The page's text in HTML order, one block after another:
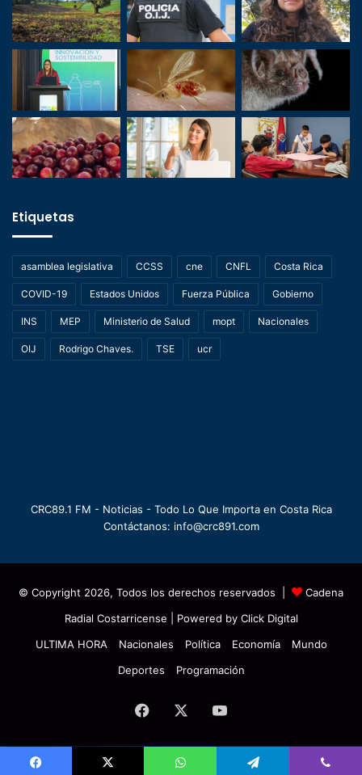
Etiquetas
asamblea legislativa CCSS cne CNFL Costa Rica
COVID-19 Estados Unidos Fuerza Pública Gobierno
INS MEP Ministerio de Salud mopt Nacionales
OIJ Rodrigo Chaves. TSE ucr
CRC89.1 FM - Noticias - Todo Lo Que Importa en Costa Rica
Contáctanos: info@crc891.com
© Copyright 2026, Todos los derechos reservados |
Cadena
Radial Costarricense | Powered by Click Digital
ULTIMA HORA
Nacionales Política Economía
Mundo
Deportes
Programación
Facebook YouTube